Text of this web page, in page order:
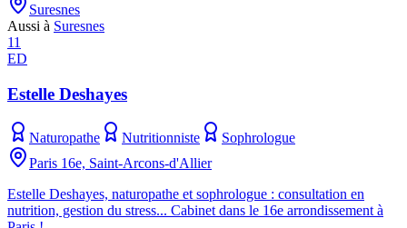
Suresnes
Aussi à Suresnes
11
ED
Estelle Deshayes
Naturopathe Nutritionniste
Sophrologue
Paris 16e, Saint-Arcons-d'Allier
Estelle Deshayes, naturopathe et sophrologue : consultation en
nutrition, gestion du stress... Cabinet dans le 16e arrondissement à